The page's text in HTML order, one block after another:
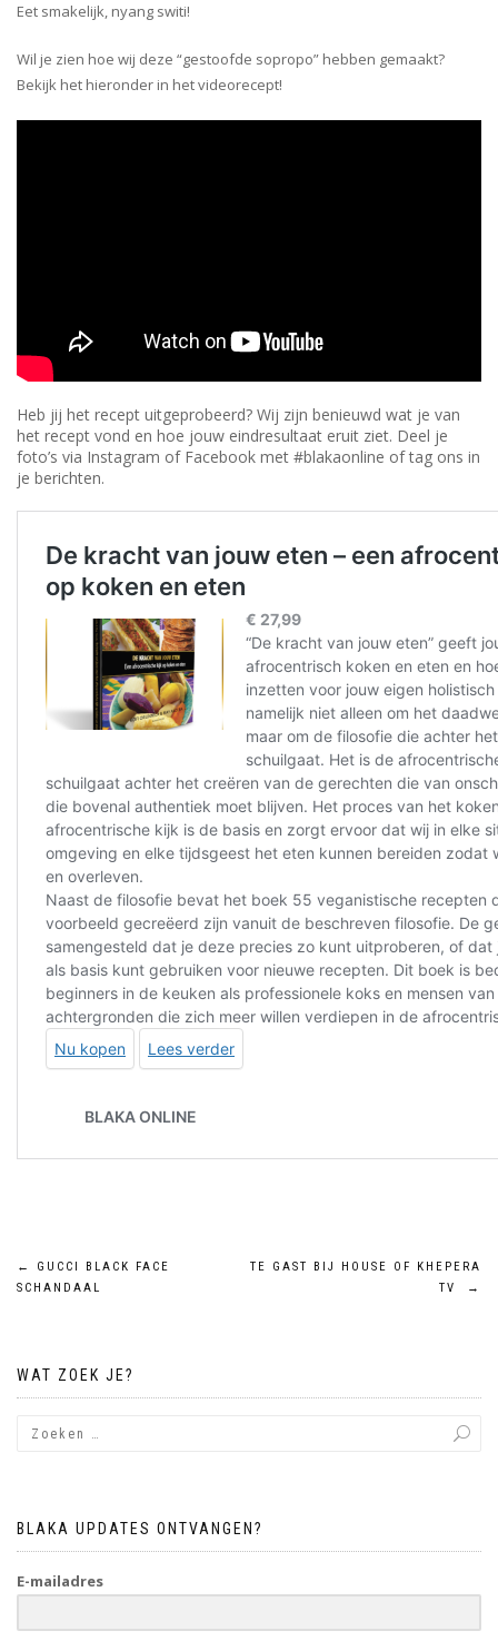
Eet smakelijk, nyang switi!
Wil je zien hoe wij deze “gestoofde sopropo” hebben gemaakt?
Bekijk het hieronder in het videorecept!
Heb jij het recept uitgeprobeerd? Wij zijn benieuwd wat je van
het recept vond en hoe jouw eindresultaat eruit ziet. Deel je
foto’s via Instagram of Facebook met #blakaonline of tag ons in
je berichten.
Bericht
←
GUCCI BLACK FACE
SCHANDAAL
TE GAST BIJ HOUSE OF KHEPERA
TV
→
WAT ZOEK JE?
BLAKA UPDATES ONTVANGEN?
E-mailadres